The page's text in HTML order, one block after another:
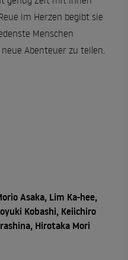
im Herzen begibt sie
Menschen
Abenteuer zu teilen.
Asaka, Lim Ka-hee,
Kobashi, Keiichiro
Hirotaka Mori